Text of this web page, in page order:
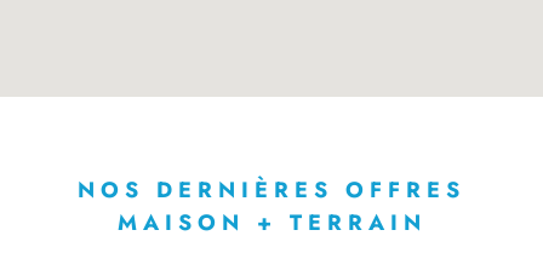
NOS DERNIÈRES OFFRES
MAISON + TERRAIN